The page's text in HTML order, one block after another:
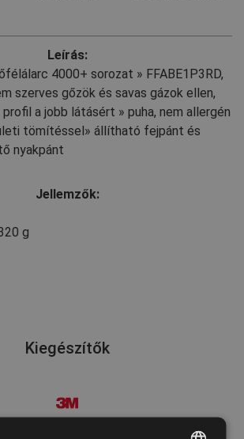
Leírás:
4000+ sorozat » FFABE1P3RD,
szerves gőzök és savas gázok ellen,
a jobb látásért » puha, nem allergén
tömítéssel» állítható fejpánt és
nyakpánt
Jellemzők:
g
Kiegészítők